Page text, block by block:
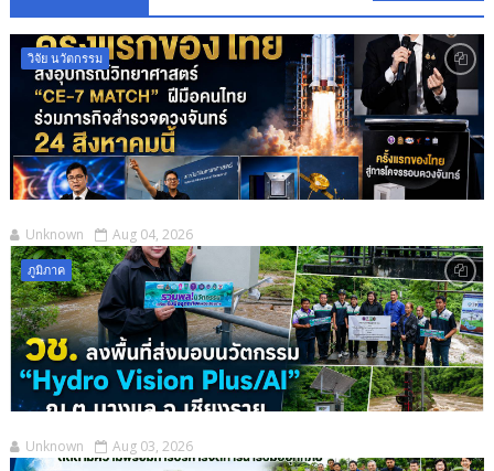
วิจัย นวัตกรรม
Unknown Aug 04, 2026
ภูมิภาค
Unknown Aug 03, 2026